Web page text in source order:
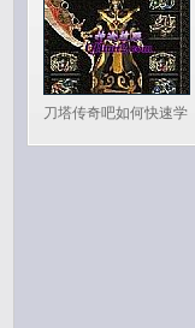
刀塔传奇吧如何快速学